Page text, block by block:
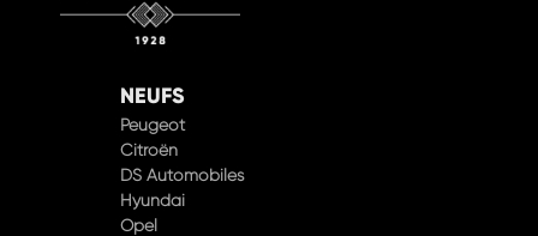
NEUFS
Peugeot
Citroën
DS Automobiles
Hyundai
Opel